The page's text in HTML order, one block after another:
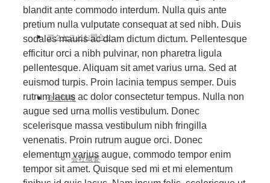
アクセスとお問合せ
会社情報
会社概要
blandit ante commodo interdum. Nulla quis ante
pretium nulla vulputate consequat at sed nibh. Duis
sodales mauris ac diam dictum dictum. Pellentesque
efficitur orci a nibh pulvinar, non pharetra ligula
pellentesque. Aliquam sit amet varius urna. Sed at
euismod turpis. Proin lacinia tempus semper. Duis
rutrum lacus ac dolor consectetur tempus. Nulla non
augue sed urna mollis vestibulum. Donec
scelerisque massa vestibulum nibh fringilla
venenatis. Proin rutrum augue orci. Donec
elementum varius augue, commodo tempor enim
tempor sit amet. Quisque sed mi et mi elementum